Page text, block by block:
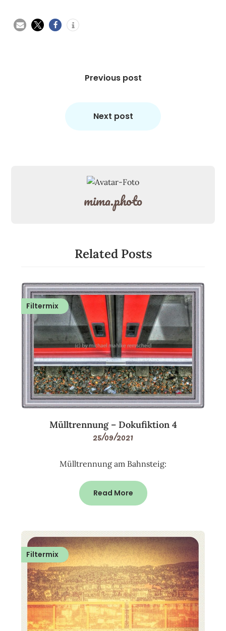
Previous post
Next post
mima.photo
Related Posts
Filtermix
Mülltrennung – Dokufiktion 4
25/09/2021
Mülltrennung am Bahnsteig:
Read More
Filtermix